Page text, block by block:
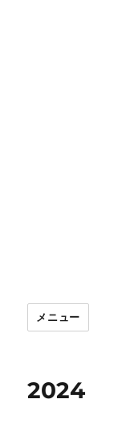
メニュー
2024